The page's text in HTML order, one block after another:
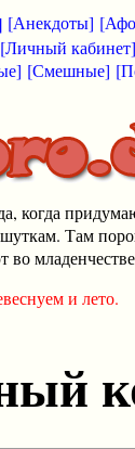
[Анекдоты]
[Личный кабинет]
[Смешные]
когда
Там
и лето.